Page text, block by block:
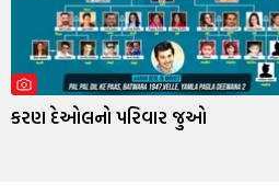
કરણ દેઓલનો પરિવાર જુઓ